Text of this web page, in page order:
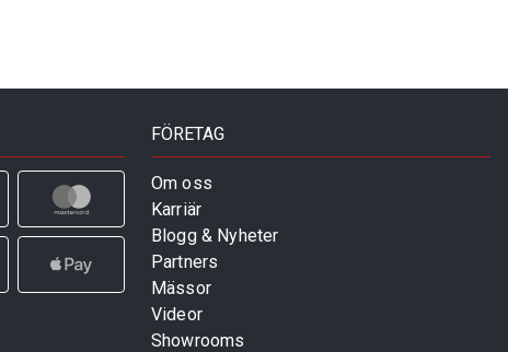
FÖRETAG
Om oss
Karriär
Blogg & Nyheter
Partners
Mässor
Videor
Showrooms